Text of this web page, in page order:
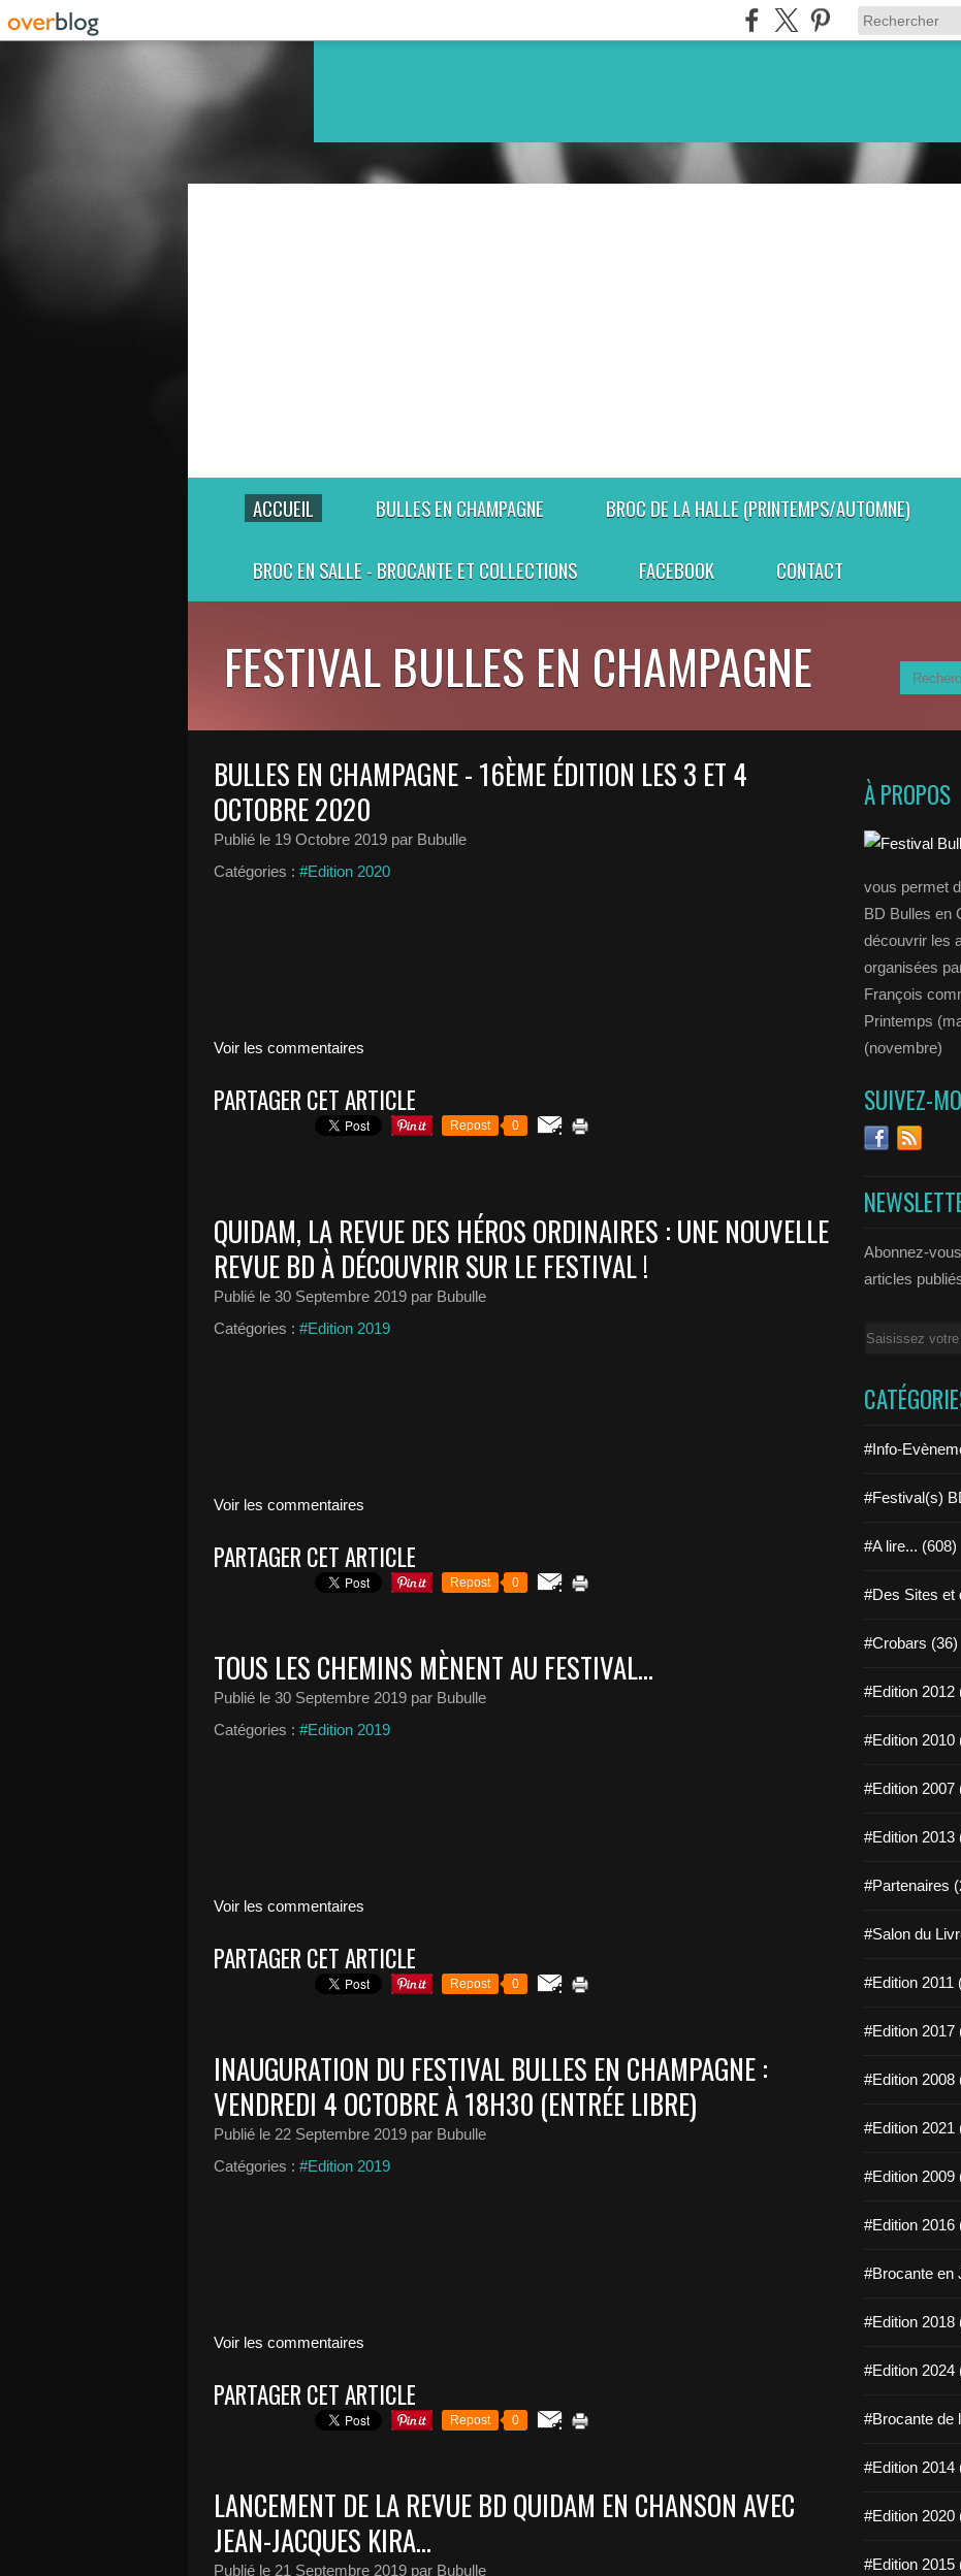
ACCUEIL BULLES EN CHAMPAGNE BROC DE LA HALLE (PRINTEMPS/AUTOMNE)
BROC EN SALLE - BROCANTE ET COLLECTIONS FACEBOOK CONTACT
FESTIVAL BULLES EN CHAMPAGNE
BULLES EN CHAMPAGNE - 16ÈME ÉDITION LES 3 ET 4
OCTOBRE 2020
Publié le 19 Octobre 2019 par Bubulle
Catégories : #Edition 2020
Voir les commentaires
PARTAGER CET ARTICLE
Repost 0
QUIDAM, LA REVUE DES HÉROS ORDINAIRES : UNE NOUVELLE
REVUE BD À DÉCOUVRIR SUR LE FESTIVAL !
Publié le 30 Septembre 2019 par Bubulle
Catégories : #Edition 2019
Voir les commentaires
PARTAGER CET ARTICLE
Repost 0
TOUS LES CHEMINS MÈNENT AU FESTIVAL...
Publié le 30 Septembre 2019 par Bubulle
Catégories : #Edition 2019
Voir les commentaires
PARTAGER CET ARTICLE
Repost 0
INAUGURATION DU FESTIVAL BULLES EN CHAMPAGNE :
VENDREDI 4 OCTOBRE À 18H30 (ENTRÉE LIBRE)
Publié le 22 Septembre 2019 par Bubulle
Catégories : #Edition 2019
Voir les commentaires
PARTAGER CET ARTICLE
Repost 0
LANCEMENT DE LA REVUE BD QUIDAM EN CHANSON AVEC
JEAN-JACQUES KIRA...
Publié le 21 Septembre 2019 par Bubulle
À PROPOS
vous permet
BD Bulles en
découvrir les
organisées
François
Printemps
(novembre)
SUIVEZ-
Abonnez-
articles
Email
#Info-
#Festival(s)
#A lire... (608)
#Des Sites et
#Crobars (36)
#Edition 2012
#Edition 2010
#Edition 2007
#Edition 2013
#Partenaires
#Salon du
#Edition 2011
#Edition 2017
#Edition 2008
#Edition 2021
#Edition 2009
#Edition 2016
#Brocante en
#Edition 2018
#Edition 2024
#Brocante de
#Edition 2014
#Edition 2020
#Edition 2015